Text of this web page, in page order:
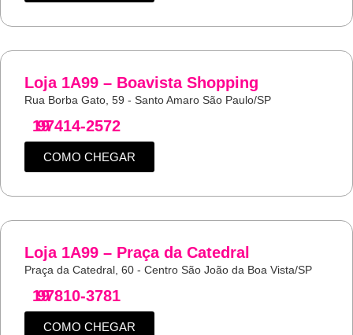
Loja 1A99 – Boavista Shopping
Rua Borba Gato, 59 - Santo Amaro São Paulo/SP
19
97414-2572
COMO CHEGAR
Loja 1A99 – Praça da Catedral
Praça da Catedral, 60 - Centro São João da Boa Vista/SP
19
97810-3781
COMO CHEGAR